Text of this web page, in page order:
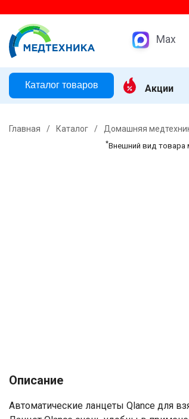
Max
Каталог товаров Акции
Главная / Каталог / Домашняя
*Внешний вид товара
Описание
Автоматические ланцеты Qlance для